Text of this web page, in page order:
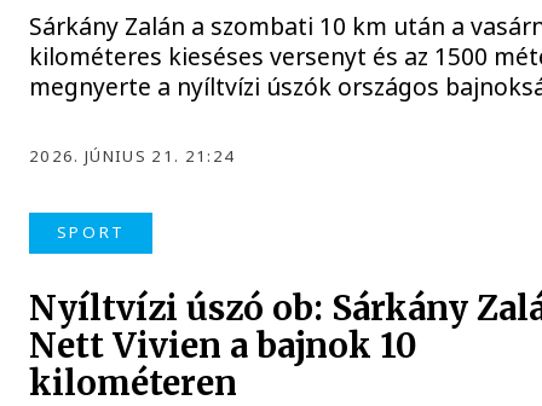
Sárkány Zalán a szombati 10 km után a
kilométeres kieséses versenyt és az 1500
megnyerte a nyíltvízi úszók országos
2026. JÚNIUS 21. 21:24
SPORT
Nyíltvízi úszó ob: Sárkány
Nett Vivien a bajnok 10
kilométeren